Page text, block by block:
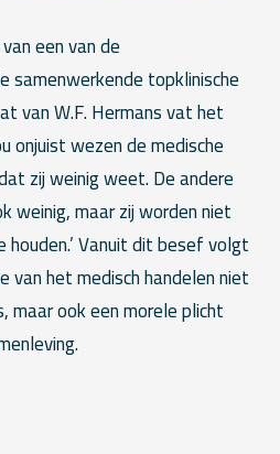
een van de
samenwerkende topklinische
van W.F. Hermans vat het
onjuist wezen de medische
zij weinig weet. De andere
weinig, maar zij worden niet
Vanuit dit besef volgt
het medisch handelen niet
maar ook een morele plicht